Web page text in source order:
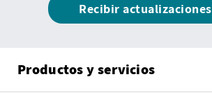
Recibir actualizaciones
Productos y servicios